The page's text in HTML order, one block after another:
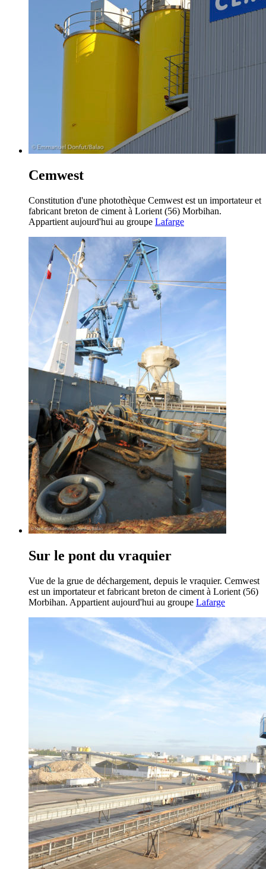
Cemwest
Constitution d'une photothèque Cemwest est un importateur et
fabricant breton de ciment à Lorient (56) Morbihan.
Appartient aujourd'hui au groupe Lafarge
Sur le pont du vraquier
Vue de la grue de déchargement, depuis le vraquier. Cemwest
est un importateur et fabricant breton de ciment à Lorient (56)
Morbihan. Appartient aujourd'hui au groupe Lafarge